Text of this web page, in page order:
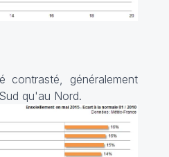
contrasté, généralement
qu'au Nord.